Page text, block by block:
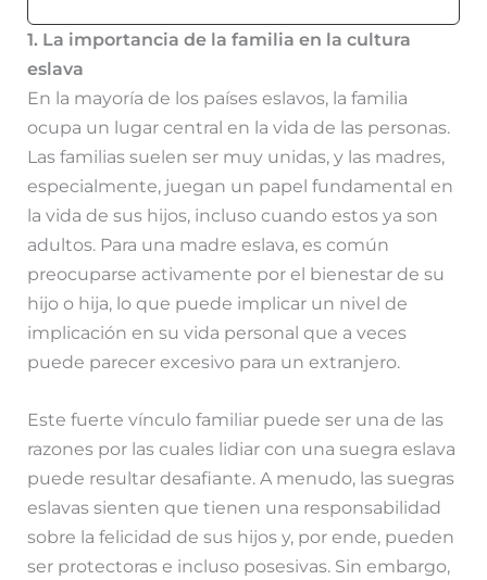
1. La importancia de la familia en la cultura
eslava
En la mayoría de los países eslavos, la familia
ocupa un lugar central en la vida de las personas.
Las familias suelen ser muy unidas, y las madres,
especialmente, juegan un papel fundamental en
la vida de sus hijos, incluso cuando estos ya son
adultos. Para una madre eslava, es común
preocuparse activamente por el bienestar de su
hijo o hija, lo que puede implicar un nivel de
implicación en su vida personal que a veces
puede parecer excesivo para un extranjero.
Este fuerte vínculo familiar puede ser una de las
razones por las cuales lidiar con una suegra eslava
puede resultar desafiante. A menudo, las suegras
eslavas sienten que tienen una responsabilidad
sobre la felicidad de sus hijos y, por ende, pueden
ser protectoras e incluso posesivas. Sin embargo,